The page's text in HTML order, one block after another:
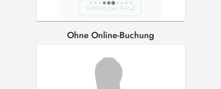
Termin per Anruf
Ohne Online-Buchung